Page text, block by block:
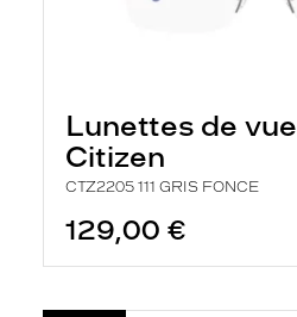
Lunettes de vue
Citizen
CTZ2205 111 GRIS FONCE
129,00 €